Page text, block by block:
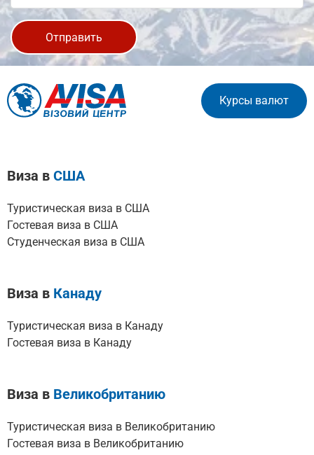
Отправить
Курсы валют
Виза в США
Туристическая виза в США
Гостевая виза в США
Студенческая виза в США
Виза в Канаду
Туристическая виза в Канаду
Гостевая виза в Канаду
Виза в Великобританию
Туристическая виза в Великобританию
Гостевая виза в Великобританию